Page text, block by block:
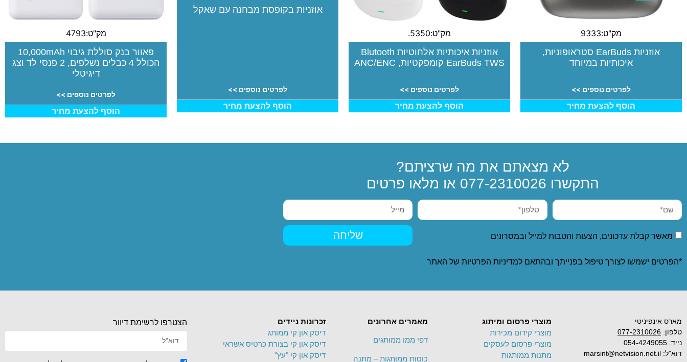
מק"ט:9333
אוזניות EarBuds סטראופוניות,
איכותיות במיוחד
לפרטים נוספים >>
הוסף להצעת מחיר
מק"ט:5350.
אוזניות איכותיות אלחוטיות Blutooth
EarBuds TWS קומפקטיות, ANC/ENC
לפרטים נוספים >>
הוסף להצעת מחיר
אוזניות בקופסת מבחנה עם שאקל
לפרטים נוספים >>
הוסף להצעת מחיר
מק"ט:4793
פאוור בנק סוללת גיבוי 10,000mAh
הכולל 4 כבלים נשלפים, 2 פנסי לד וצג
דיגיטלי
לפרטים נוספים >>
הוסף להצעת מחיר
לא מצאתם את מה שרציתם?
התקשרו 077-2310026 או מלאו פרטים
מאשר קבלת עדכונים, הצעות והטבות למייל ובמסרונים שליחה
*הפרטים ישמשו לצורך טיפול בפנייתך ובהתאם למדיניות הפרטיות של האתר
מארס אינפיניטי
טלפון: 077-2310026
נייד: 054-4249055
דוא"ל: marsint@netvision.net.il
מוצרי פרסום ומיתוג
מוצרי קידום מכירות
מוצרי פרסום לעסקים
מתנות ממותגות
מאמרים אחרונים
דפי ממו ממותגים
כוסות ממותגות – מתנה
זכרונות ניידים
דיסק און קי ממותג
דיסק און קי בצורת כרטיס אשראי
דיסק און קי "עץ"
הצטרפו לרשימת דיוור